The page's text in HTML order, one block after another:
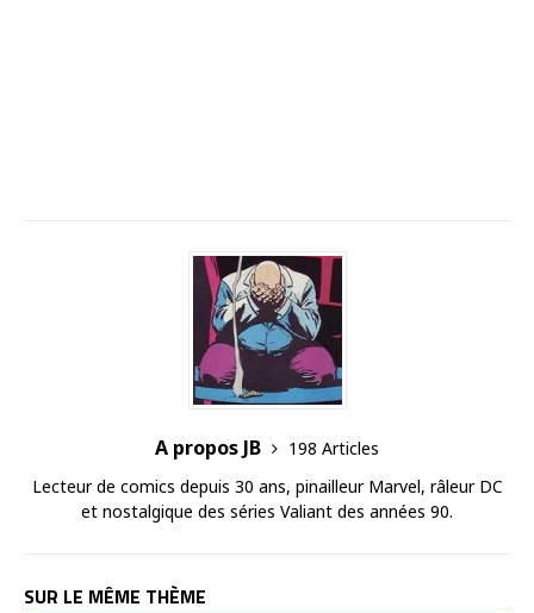
A propos JB
198 Articles
Lecteur de comics depuis 30 ans, pinailleur Marvel, râleur DC
et nostalgique des séries Valiant des années 90.
SUR LE MÊME THÈME